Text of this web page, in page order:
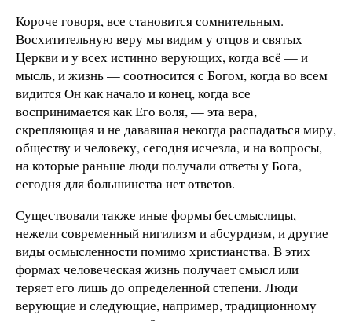
Короче говоря, все становится сомнительным.
Восхитительную веру мы видим у отцов и святых
Церкви и у всех истинно верующих, когда всё — и
мысль, и жизнь — соотносится с Богом, когда во всем
видится Он как начало и конец, когда все
воспринимается как Его воля, — эта вера,
скрепляющая и не дававшая некогда распадаться миру,
обществу и человеку, сегодня исчезла, и на вопросы,
на которые раньше люди получали ответы у Бога,
сегодня для большинства нет ответов.
Существовали также иные формы бессмыслицы,
нежели современный нигилизм и абсурдизм, и другие
виды осмысленности помимо христианства. В этих
формах человеческая жизнь получает смысл или
теряет его лишь до определенной степени. Люди
верующие и следующие, например, традиционному